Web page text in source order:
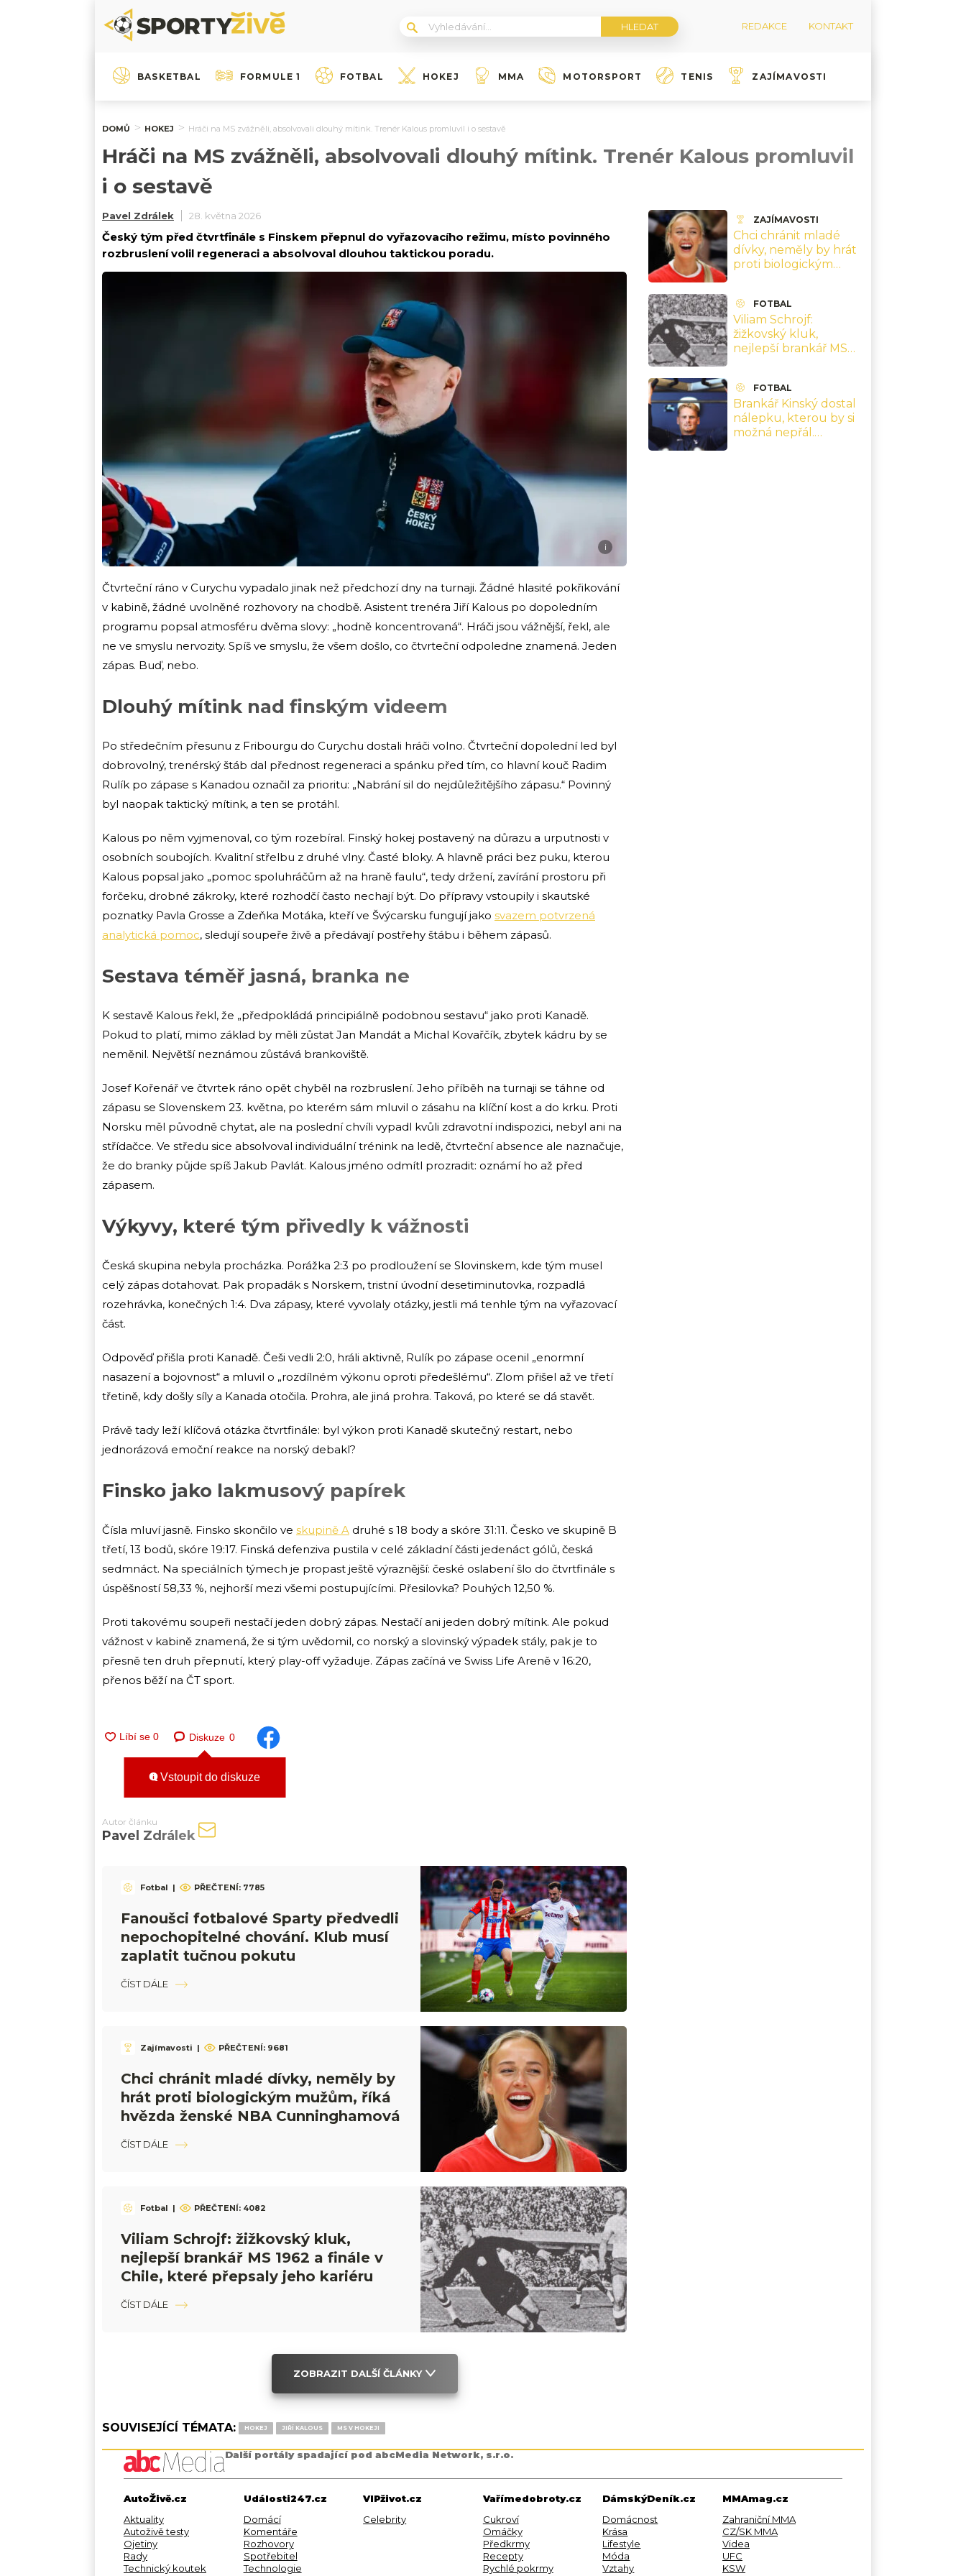
REDAKCE KONTAKT
BASKETBAL FORMULE 1 FOTBAL HOKEJ MMA MOTORSPORT TENIS ZAJÍMAVOSTI
DOMŮ HOKEJ Hráči na MS zvážněli, absolvovali dlouhý mítink. Trenér Kalous promluvil i o sestavě
Hráči na MS zvážněli, absolvovali dlouhý mítink. Trenér Kalous promluvil
i o sestavě
Pavel Zdrálek 28. května 2026
Český tým před čtvrtfinále s Finskem přepnul do vyřazovacího režimu, místo povinného
rozbruslení volil regeneraci a absolvoval dlouhou taktickou poradu.
i
Čtvrteční ráno v Curychu vypadalo jinak než předchozí dny na turnaji. Žádné hlasité pokřikování
v kabině, žádné uvolněné rozhovory na chodbě. Asistent trenéra Jiří Kalous po dopoledním
programu popsal atmosféru dvěma slovy: „hodně koncentrovaná“. Hráči jsou vážnější, řekl, ale
ne ve smyslu nervozity. Spíš ve smyslu, že všem došlo, co čtvrteční odpoledne znamená. Jeden
zápas. Buď, nebo.
Dlouhý mítink nad finským videem
Po středečním přesunu z Fribourgu do Curychu dostali hráči volno. Čtvrteční dopolední led byl
dobrovolný, trenérský štáb dal přednost regeneraci a spánku před tím, co hlavní kouč Radim
Rulík po zápase s Kanadou označil za prioritu: „Nabrání sil do nejdůležitějšího zápasu.“ Povinný
byl naopak taktický mítink, a ten se protáhl.
Kalous po něm vyjmenoval, co tým rozebíral. Finský hokej postavený na důrazu a urputnosti v
osobních soubojích. Kvalitní střelbu z druhé vlny. Časté bloky. A hlavně práci bez puku, kterou
Kalous popsal jako „pomoc spoluhráčům až na hraně faulu“, tedy držení, zavírání prostoru při
forčeku, drobné zákroky, které rozhodčí často nechají být. Do přípravy vstoupily i skautské
poznatky Pavla Grosse a Zdeňka Motáka, kteří ve Švýcarsku fungují jako svazem potvrzená
analytická pomoc, sledují soupeře živě a předávají postřehy štábu i během zápasů.
Sestava téměř jasná, branka ne
K sestavě Kalous řekl, že „předpokládá principiálně podobnou sestavu“ jako proti Kanadě.
Pokud to platí, mimo základ by měli zůstat Jan Mandát a Michal Kovařčík, zbytek kádru by se
neměnil. Největší neznámou zůstává brankoviště.
Josef Kořenář ve čtvrtek ráno opět chyběl na rozbruslení. Jeho příběh na turnaji se táhne od
zápasu se Slovenskem 23. května, po kterém sám mluvil o zásahu na klíční kost a do krku. Proti
Norsku měl původně chytat, ale na poslední chvíli vypadl kvůli zdravotní indispozici, nebyl ani na
střídačce. Ve středu sice absolvoval individuální trénink na ledě, čtvrteční absence ale naznačuje,
že do branky půjde spíš Jakub Pavlát. Kalous jméno odmítl prozradit: oznámí ho až před
zápasem.
Výkyvy, které tým přivedly k vážnosti
Česká skupina nebyla procházka. Porážka 2:3 po prodloužení se Slovinskem, kde tým musel
celý zápas dotahovat. Pak propadák s Norskem, tristní úvodní desetiminutovka, rozpadlá
rozehrávka, konečných 1:4. Dva zápasy, které vyvolaly otázky, jestli má tenhle tým na vyřazovací
část.
Odpověď přišla proti Kanadě. Češi vedli 2:0, hráli aktivně, Rulík po zápase ocenil „enormní
nasazení a bojovnost“ a mluvil o „rozdílném výkonu oproti předešlému“. Zlom přišel až ve třetí
třetině, kdy došly síly a Kanada otočila. Prohra, ale jiná prohra. Taková, po které se dá stavět.
Právě tady leží klíčová otázka čtvrtfinále: byl výkon proti Kanadě skutečný restart, nebo
jednorázová emoční reakce na norský debakl?
Finsko jako lakmusový papírek
Čísla mluví jasně. Finsko skončilo ve skupině A druhé s 18 body a skóre 31:11. Česko ve skupině B
třetí, 13 bodů, skóre 19:17. Finská defenziva pustila v celé základní části jedenáct gólů, česká
sedmnáct. Na speciálních týmech je propast ještě výraznější: české oslabení šlo do čtvrtfinále s
úspěšností 58,33 %, nejhorší mezi všemi postupujícími. Přesilovka? Pouhých 12,50 %.
Proti takovému soupeři nestačí jeden dobrý zápas. Nestačí ani jeden dobrý mítink. Ale pokud
vážnost v kabině znamená, že si tým uvědomil, co norský a slovinský výpadek stály, pak je to
přesně ten druh přepnutí, který play-off vyžaduje. Zápas začíná ve Swiss Life Areně v 16:20,
přenos běží na ČT sport.
Diskuze 0
Vstoupit do diskuze
Autor článku
Pavel Zdrálek
Fotbal | PŘEČTENÍ: 7785
Fanoušci fotbalové Sparty předvedli
nepochopitelné chování. Klub musí
zaplatit tučnou pokutu
ČÍST DÁLE
Zajímavosti | PŘEČTENÍ: 9681
Chci chránit mladé dívky, neměly by
hrát proti biologickým mužům, říká
hvězda ženské NBA Cunninghamová
ČÍST DÁLE
Fotbal | PŘEČTENÍ: 4082
Viliam Schrojf: žižkovský kluk,
nejlepší brankář MS 1962 a finále v
Chile, které přepsaly jeho kariéru
ČÍST DÁLE
ZOBRAZIT DALŠÍ ČLÁNKY
SOUVISEJÍCÍ TÉMATA: HOKEJ JIŘÍ KALOUS MS V HOKEJI
ZAJÍMAVOSTI
Chci chránit mladé
dívky, neměly by hrát
proti biologickým
Cunninghamová
FOTBAL
Viliam Schrojf:
žižkovský kluk,
nejlepší brankář MS
kariéru
FOTBAL
Brankář Kinský dostal
nálepku, kterou by si
možná nepřál.
Další portály spadající pod abcMedia Network, s.r.o.
AutoŽivě.cz
Aktuality
Autoživě testy
Ojetiny
Rady
Technický koutek
Události247.cz
Domácí
Komentáře
Rozhovory
Spotřebitel
Technologie
VIPživot.cz
Celebrity
Vařímedobroty.cz
Cukroví
Omáčky
Předkrmy
Recepty
Rychlé pokrmy
DámskýDeník.cz
Domácnost
Krása
Lifestyle
Móda
Vztahy
MMAmag.cz
Zahraniční MMA
CZ/SK MMA
Videa
UFC
KSW